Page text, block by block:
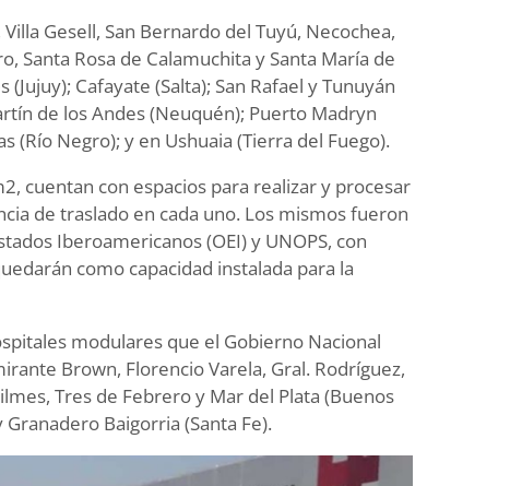
Gesell, San Bernardo del Tuyú, Necochea,
Santa Rosa de Calamuchita y Santa María de
Cafayate (Salta); San Rafael y Tunuyán
de los Andes (Neuquén); Puerto Madryn
(Río Negro); y en Ushuaia (Tierra del Fuego).
cuentan con espacios para realizar y procesar
de traslado en cada uno. Los mismos fueron
Iberoamericanos (OEI) y UNOPS, con
como capacidad instalada para la
modulares que el Gobierno Nacional
Brown, Florencio Varela, Gral. Rodríguez,
Tres de Febrero y Mar del Plata (Buenos
Baigorria (Santa Fe).